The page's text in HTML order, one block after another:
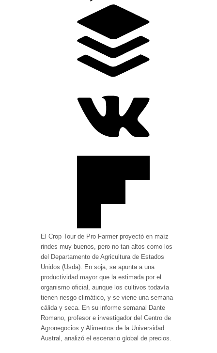
El Crop Tour de Pro Farmer proyectó en maíz
rindes muy buenos, pero no tan altos como los
del Departamento de Agricultura de Estados
Unidos (Usda). En soja, se apunta a una
productividad mayor que la estimada por el
organismo oficial, aunque los cultivos todavía
tienen riesgo climático, y se viene una semana
cálida y seca. En su informe semanal Dante
Romano, profesor e investigador del Centro de
Agronegocios y Alimentos de la Universidad
Austral, analizó el escenario global de precios.